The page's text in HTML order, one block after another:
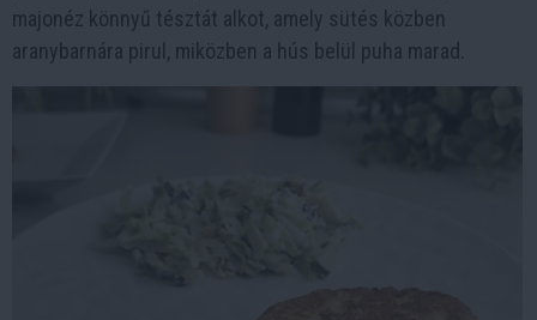
majonéz könnyű tésztát alkot, amely sütés közben
aranybarnára pirul, miközben a hús belül puha marad.